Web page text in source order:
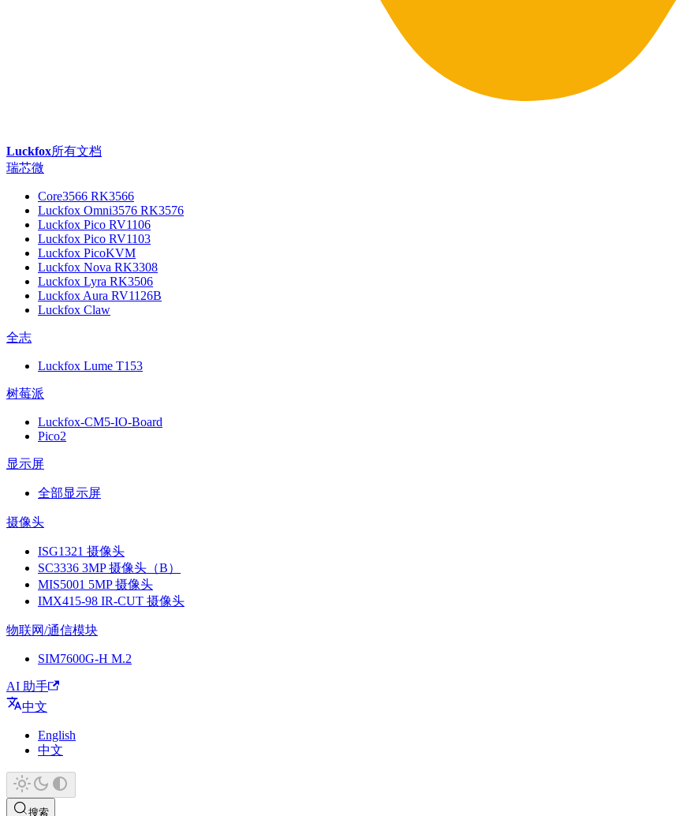
Luckfox所有文档
瑞芯微
Core3566 RK3566
Luckfox Omni3576 RK3576
Luckfox Pico RV1106
Luckfox Pico RV1103
Luckfox PicoKVM
Luckfox Nova RK3308
Luckfox Lyra RK3506
Luckfox Aura RV1126B
Luckfox Claw
全志
Luckfox Lume T153
树莓派
Luckfox-CM5-IO-Board
Pico2
显示屏
全部显示屏
摄像头
ISG1321 摄像头
SC3336 3MP 摄像头（B）
MIS5001 5MP 摄像头
IMX415-98 IR-CUT 摄像头
物联网/通信模块
SIM7600G-H M.2
AI 助手
中文
English
中文
搜索